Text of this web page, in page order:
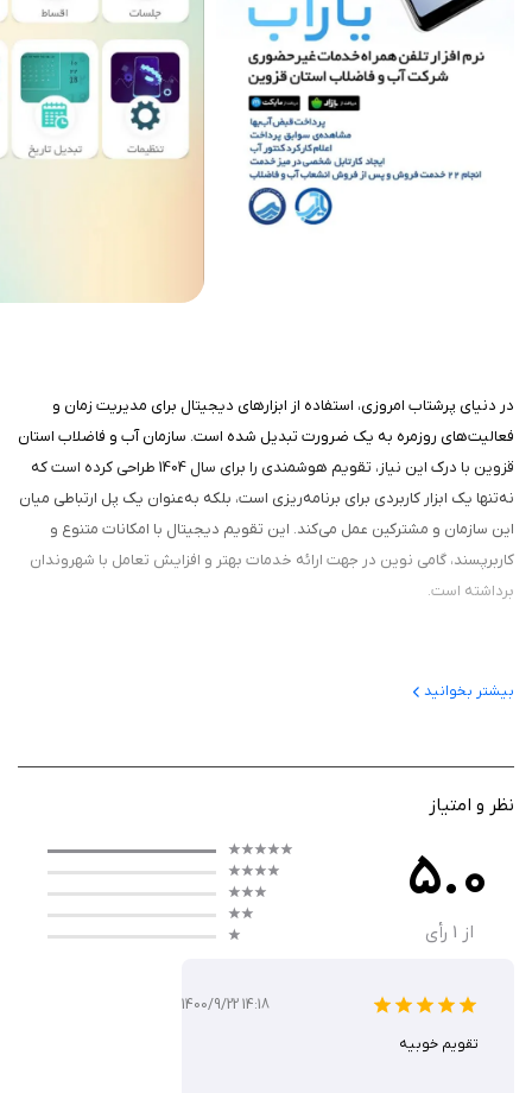
در دنیای پرشتاب امروزی، استفاده از ابزارهای دیجیتال برای مدیریت زمان و
فعالیت‌های روزمره به یک ضرورت تبدیل شده است. سازمان آب و فاضلاب استان
قزوین با درک این نیاز، تقویم هوشمندی را برای سال 1404 طراحی کرده است که
نه‌تنها یک ابزار کاربردی برای برنامه‌ریزی است، بلکه به‌عنوان یک پل ارتباطی میان
این سازمان و مشترکین عمل می‌کند. این تقویم دیجیتال با امکانات متنوع و
کاربرپسند، گامی نوین در جهت ارائه خدمات بهتر و افزایش تعامل با شهروندان
برداشته است.
امکانات متنوع و کاربردی
عمل می‌کند:
این برنامه با قابلیت تبدیل تاریخ بین تقویم‌های مختلف (شمسی، قمری و
میلادی)، به کاربران امکان می‌دهد تا به‌راحتی تاریخ‌های موردنظر خود را مدیریت
کنند.
امکاناتی نظیر ثبت یادداشت، تنظیم یادآور برای رویدادها، مدیریت جلسات،
چک‌ها، این تقویم را به یک دستیار هوشمند برای زندگی روزمره تبدیل کرده
بیشتر بخوانید
نظر و امتیاز
5.0
از 1 رأی
1400/9/22 14:18
تقویم خوبیه